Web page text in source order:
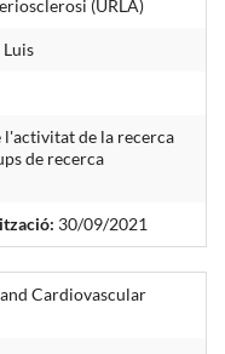
(URLA)
l'activitat de la recerca
de recerca
30/09/2021
Cardiovascular